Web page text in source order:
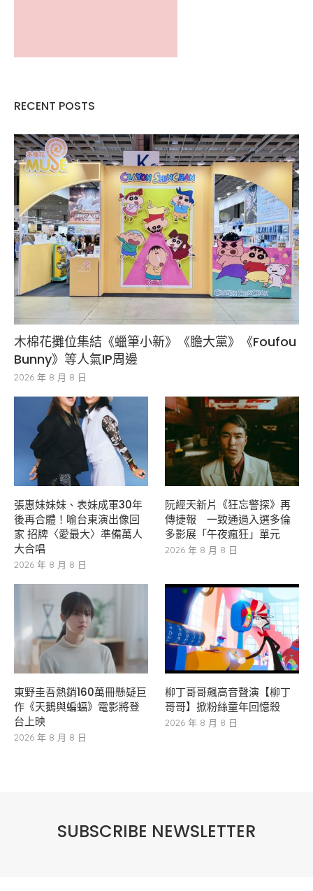
RECENT POSTS
木棉花攤位集結《蠟筆小新》《膽大黨》《Foufou
Bunny》等人氣IP周邊
2026 年 8 月 8 日
張惠妹妹妹、表妹成軍30年
後再合體！喻台東演出像回
家 招牌〈愛最大〉準備萬人
大合唱
2026 年 8 月 8 日
阮經天新片《狂忘警探》再
傳捷報 一致通過入選多倫
多影展「午夜瘋狂」單元
2026 年 8 月 8 日
東野圭吾熱銷160萬冊懸疑巨
作《天鵝與蝙蝠》電影將登
台上映
2026 年 8 月 8 日
柳丁哥哥飆高音聲演【柳丁
哥哥】掀粉絲童年回憶殺
2026 年 8 月 8 日
SUBSCRIBE NEWSLETTER